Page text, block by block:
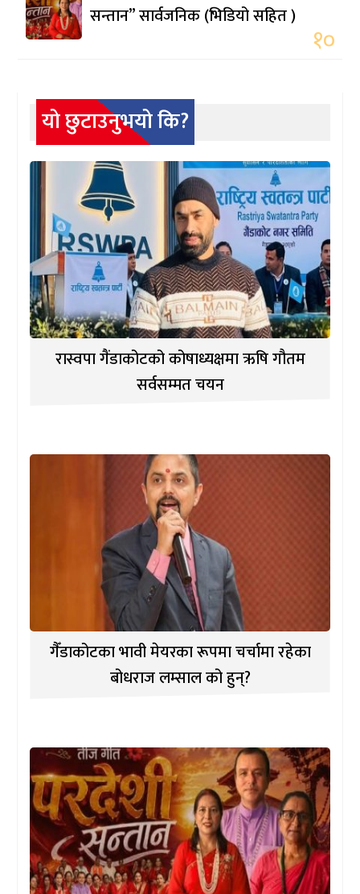
सन्तान” सार्वजनिक (भिडियो सहित )
१०
यो छुटाउनुभयो कि?
रास्वपा गैंडाकोटको कोषाध्यक्षमा ऋषि गौतम
सर्वसम्मत चयन
गैँडाकोटका भावी मेयरका रूपमा चर्चामा रहेका
बोधराज लम्साल को हुन्?